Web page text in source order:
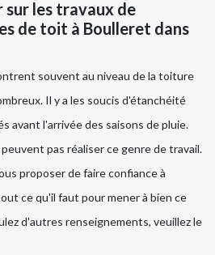
les travaux de
de toit à Boulleret dans
souvent au niveau de la toiture
Il y a les soucis d'étanchéité
avant l'arrivée des saisons de pluie.
pas réaliser ce genre de travail.
proposer de faire confiance à
ce qu'il faut pour mener à bien ce
d'autres renseignements, veuillez le